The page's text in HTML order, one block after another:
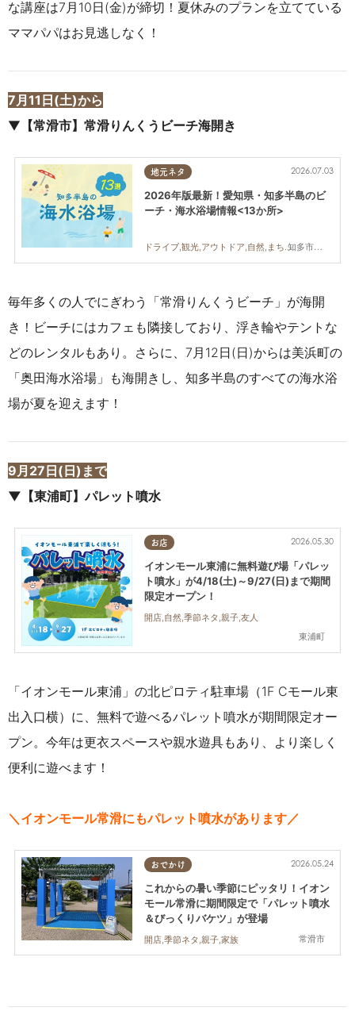
な講座は7月10日(金)が締切！夏休みのプランを立てている
ママパパはお見逃しなく！
7月11日(土)から
▼ 【常滑市】常滑りんくうビーチ海開き
地元ネタ
知多市,常滑市,美浜町,南知多町
2026.07.03
2026年版最新！愛知県・知多半島のビ
ーチ・海水浴場情報<13か所>
ドライブ,観光,アウトドア,自然,まちネタ,季節ネタ,まとめ記事,親子,家族,カップル,友人
毎年多くの人でにぎわう「常滑りんくうビーチ」が海開
き！ビーチにはカフェも隣接しており、浮き輪やテントな
どのレンタルもあり。さらに、7月12日(日)からは美浜町の
「奥田海水浴場」も海開きし、知多半島のすべての海水浴
場が夏を迎えます！
9月27日(日)まで
▼【東浦町】パレット噴水
お店
東浦町
2026.05.30
イオンモール東浦に無料遊び場「パレッ
ト噴水」が4/18(土)～9/27(日)まで期間
限定オープン！
開店,自然,季節ネタ,親子,友人
「イオンモール東浦」の北ピロティ駐車場（1F Cモール東
出入口横）に、無料で遊べるパレット噴水が期間限定オー
プン。今年は更衣スペースや親水遊具もあり、より楽しく
便利に遊べます！
＼イオンモール常滑にもパレット噴水があります／
おでかけ
常滑市
2026.05.24
これからの暑い季節にピッタリ！イオン
モール常滑に期間限定で「パレット噴水
＆びっくりバケツ」が登場
開店,季節ネタ,親子,家族